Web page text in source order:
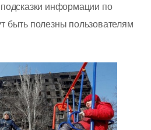
информации по
быть полезны пользователям